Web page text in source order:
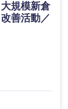
規模新倉
善活動／